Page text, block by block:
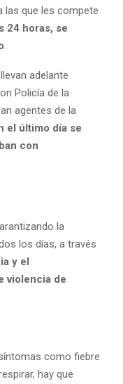
las que les compete
24 horas, se
adelante
Policía de la
agentes de la
el último día se
con
la
los días, a través
y el
violencia de
como fiebre
hay que